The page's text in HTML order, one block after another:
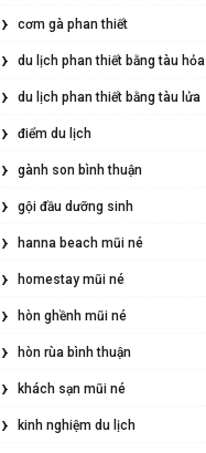
cơm gà phan thiết
du lịch phan thiết bằng tàu hỏa
du lịch phan thiết bằng tàu lửa
điểm du lịch
gành son bình thuận
gội đầu dưỡng sinh
hanna beach mũi né
homestay mũi né
hòn ghềnh mũi né
hòn rùa bình thuận
khách sạn mũi né
kinh nghiệm du lịch